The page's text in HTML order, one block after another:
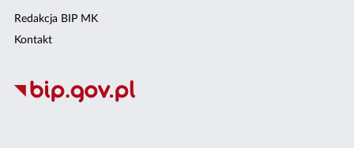
Redakcja BIP MK
Kontakt